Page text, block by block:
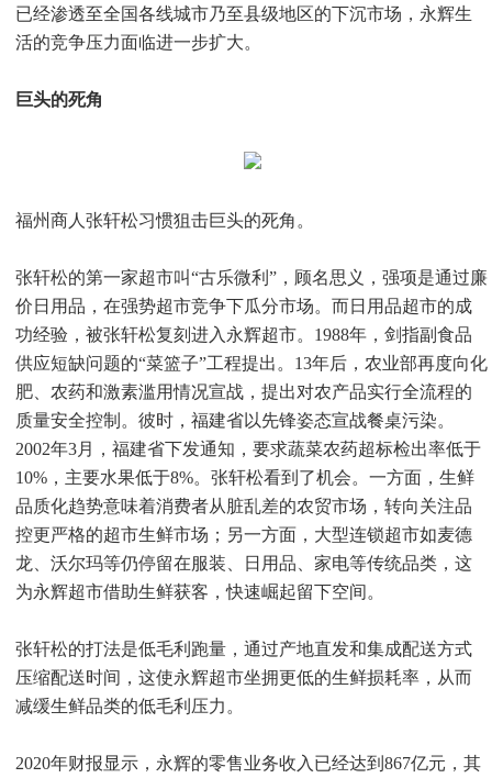
已经渗透至全国各线城市乃至县级地区的下沉市场，永辉生
活的竞争压力面临进一步扩大。
巨头的死角
福州商人张轩松习惯狙击巨头的死角。
张轩松的第一家超市叫“古乐微利”，顾名思义，强项是通过廉
价日用品，在强势超市竞争下瓜分市场。而日用品超市的成
功经验，被张轩松复刻进入永辉超市。1988年，剑指副食品
供应短缺问题的“菜篮子”工程提出。13年后，农业部再度向化
肥、农药和激素滥用情况宣战，提出对农产品实行全流程的
质量安全控制。彼时，福建省以先锋姿态宣战餐桌污染。
2002年3月，福建省下发通知，要求蔬菜农药超标检出率低于
10%，主要水果低于8%。张轩松看到了机会。一方面，生鲜
品质化趋势意味着消费者从脏乱差的农贸市场，转向关注品
控更严格的超市生鲜市场；另一方面，大型连锁超市如麦德
龙、沃尔玛等仍停留在服装、日用品、家电等传统品类，这
为永辉超市借助生鲜获客，快速崛起留下空间。
张轩松的打法是低毛利跑量，通过产地直发和集成配送方式
压缩配送时间，这使永辉超市坐拥更低的生鲜损耗率，从而
减缓生鲜品类的低毛利压力。
2020年财报显示，永辉的零售业务收入已经达到867亿元，其